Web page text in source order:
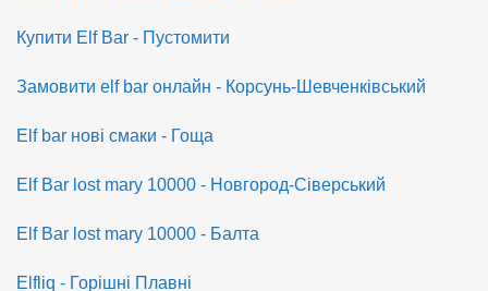
Купити Elf Bar - Пустомити
Замовити elf bar онлайн - Корсунь-Шевченківський
Elf bar нові смаки - Гоща
Elf Bar lost mary 10000 - Новгород-Сіверський
Elf Bar lost mary 10000 - Балта
Elfliq - Горішні Плавні